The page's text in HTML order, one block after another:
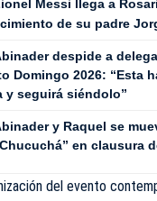
Messi llega a
de su padre
despide a
Domingo 2026: “Esta
y seguirá siéndolo”
y Raquel se
en clausura
del evento